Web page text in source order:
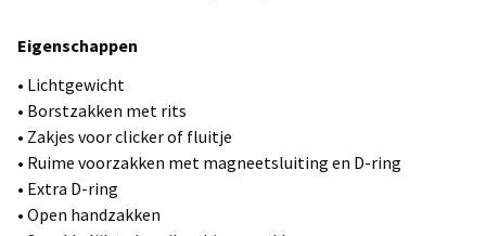
Eigenschappen
• Lichtgewicht
• Borstzakken met rits
• Zakjes voor clicker of fluitje
• Ruime voorzakken met magneetsluiting en D-ring
• Extra D-ring
• Open handzakken